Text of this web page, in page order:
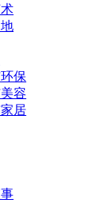
保
容
居